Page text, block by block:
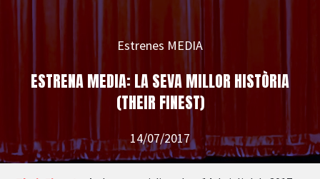
Estrenes MEDIA
ESTRENA MEDIA: LA SEVA MILLOR HISTÒRIA
(THEIR FINEST)
14/07/2017